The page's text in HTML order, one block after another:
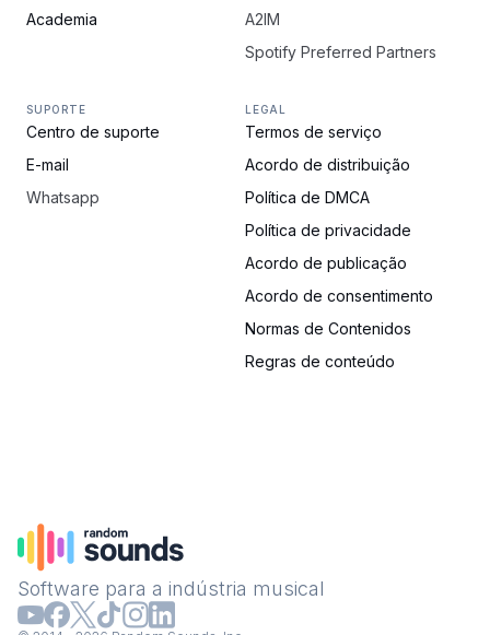
Academia
A2IM
Spotify Preferred Partners
SUPORTE
Centro de suporte
E-mail
Whatsapp
LEGAL
Termos de serviço
Acordo de distribuição
Política de DMCA
Política de privacidade
Acordo de publicação
Acordo de consentimento
Normas de Contenidos
Regras de conteúdo
Software para a indústria musical